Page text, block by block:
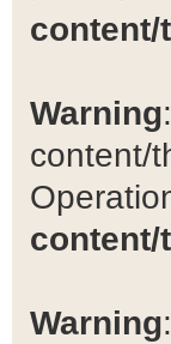
content/
Warning
content/
content/
Warning